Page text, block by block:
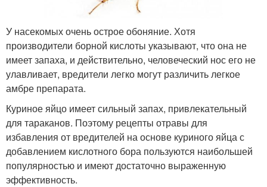
У насекомых очень острое обоняние. Хотя
производители борной кислоты указывают, что она не
имеет запаха, и действительно, человеческий нос его не
улавливает, вредители легко могут различить легкое
амбре препарата.
Куриное яйцо имеет сильный запах, привлекательный
для тараканов. Поэтому рецепты отравы для
избавления от вредителей на основе куриного яйца с
добавлением кислотного бора пользуются наибольшей
популярностью и имеют достаточно выраженную
эффективность.